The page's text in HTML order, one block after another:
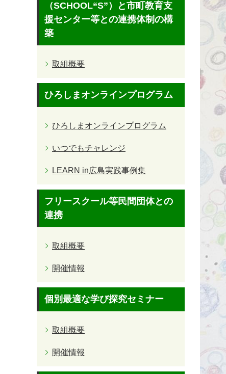
（SCHOOL“S”）と市町教育支
援センター等との連携体制の構
築
取組概要
ひろしまオンラインプログラム
ひろしまオンラインプログラム
いつでもチャレンジ
LEARN in広島実践事例集
フリースクール等民間団体との
連携
取組概要
開催情報
個別最適な学び探究セミナー
取組概要
開催情報